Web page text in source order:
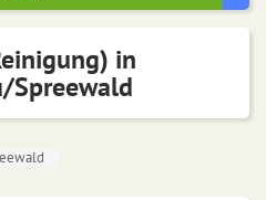
in
Spreewald